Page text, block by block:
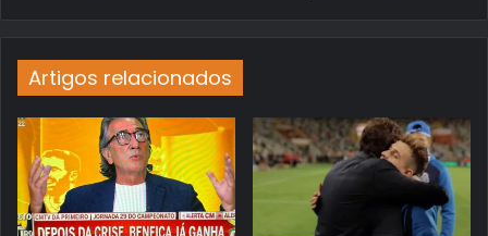
Artigos relacionados